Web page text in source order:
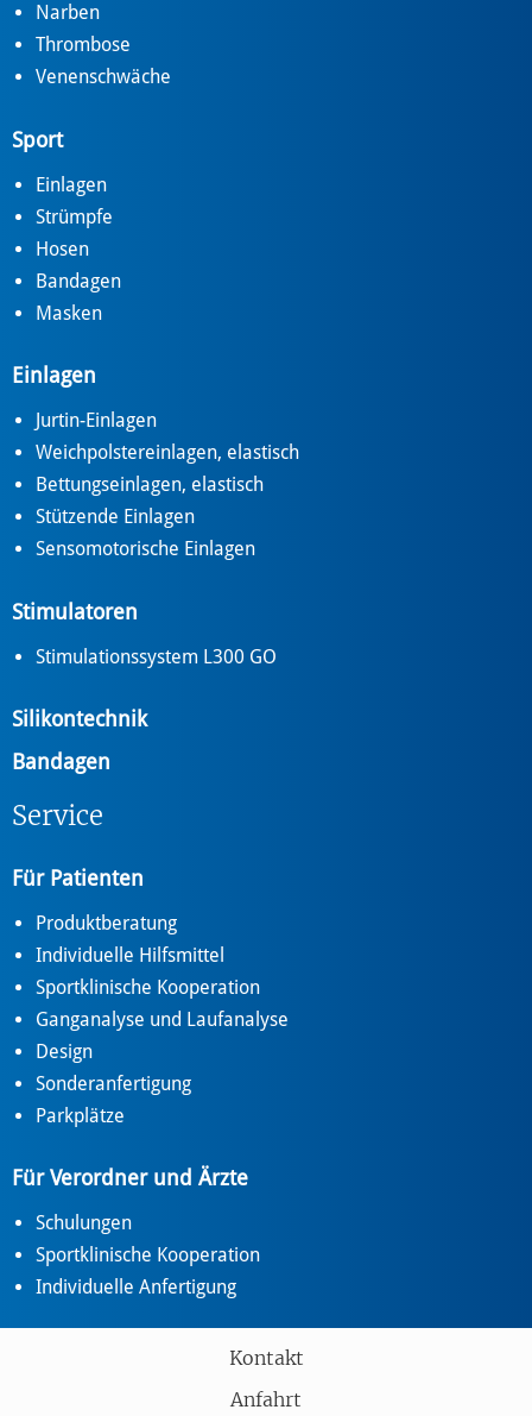
Narben
Thrombose
Venenschwäche
Sport
Einlagen
Strümpfe
Hosen
Bandagen
Masken
Einlagen
Jurtin-Einlagen
Weichpolstereinlagen, elastisch
Bettungseinlagen, elastisch
Stützende Einlagen
Sensomotorische Einlagen
Stimulatoren
Stimulationssystem L300 GO
Silikontechnik
Bandagen
Service
Für Patienten
Produktberatung
Individuelle Hilfsmittel
Sportklinische Kooperation
Ganganalyse und Laufanalyse
Design
Sonderanfertigung
Parkplätze
Für Verordner und Ärzte
Schulungen
Sportklinische Kooperation
Individuelle Anfertigung
Kontakt
Anfahrt